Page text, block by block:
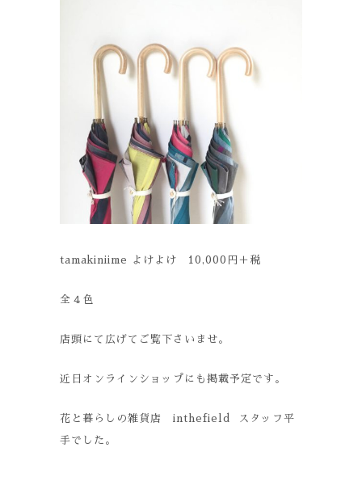
tamakiniime よけよけ 10,000円＋税
全４色
店頭にて広げてご覧下さいませ。
近日オンラインショップにも掲載予定です。
花と暮らしの雑貨店 inthefield スタッフ平
手でした。